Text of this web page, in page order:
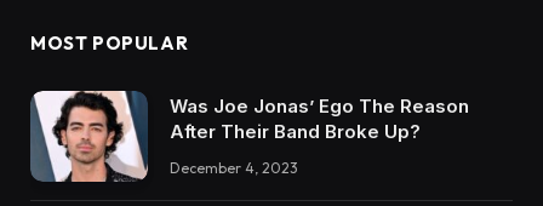
MOST POPULAR
Was Joe Jonas’ Ego The Reason
After Their Band Broke Up?
December 4, 2023